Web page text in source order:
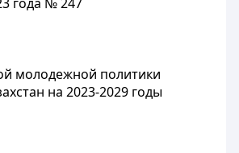
молодежной политики
на 2023-2029 годы